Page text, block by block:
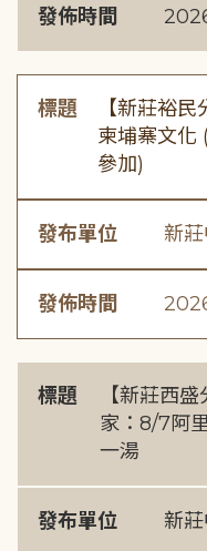
發佈時間
標題
【新莊裕
柬埔寨文化
參加)
發布單位 新
發佈時間
標題
【新莊西
家：8/7阿
一湯
發布單位 新